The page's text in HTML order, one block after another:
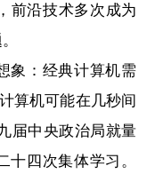
前沿技术多次成为
：经典计算机需
算机可能在几秒间
届中央政治局就量
四次集体学习。